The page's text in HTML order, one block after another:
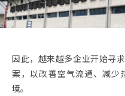
因此，越来越多企业开始寻
案，以改善空气流通、减少
境。